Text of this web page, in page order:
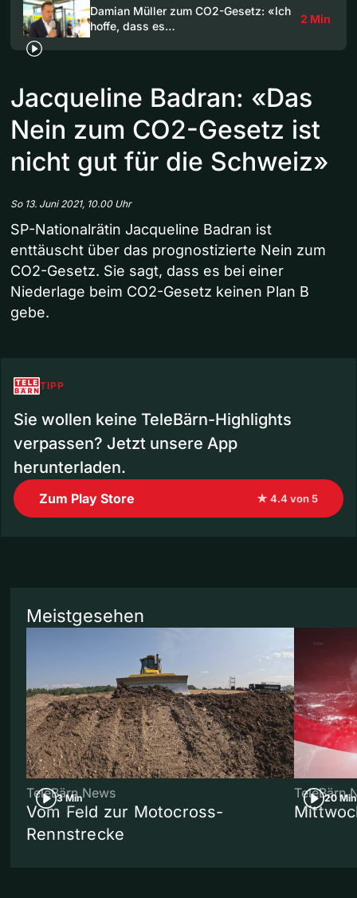
Damian Müller zum CO2-Gesetz: «Ich
hoffe, dass es…
2 Min
Jacqueline Badran: «Das
Nein zum CO2-Gesetz ist
nicht gut für die Schweiz»
So 13. Juni 2021, 10.00 Uhr
SP-Nationalrätin Jacqueline Badran ist
enttäuscht über das prognostizierte Nein zum
CO2-Gesetz. Sie sagt, dass es bei einer
Niederlage beim CO2-Gesetz keinen Plan B
gebe.
TIPP
Sie wollen keine TeleBärn-Highlights
verpassen? Jetzt unsere App
herunterladen.
Zum Play Store ★ 4.4 von 5
Meistgesehen
3 Min
TeleBärn News
Vom Feld zur Motocross-
Rennstrecke
20 Min
TeleBärn